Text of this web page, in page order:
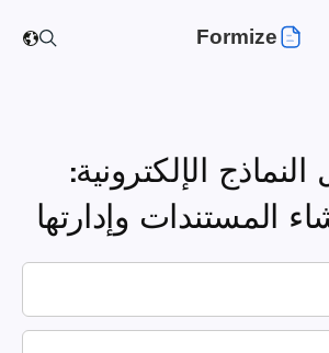
Formize
الإلكترونية:
المستندات وإدارتها